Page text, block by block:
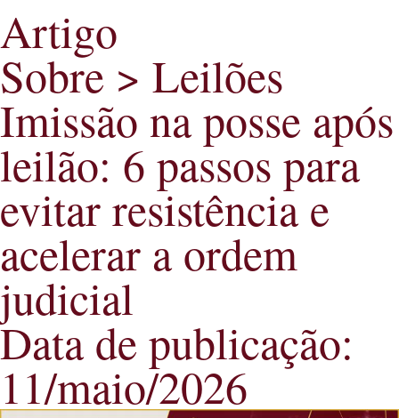
Artigo
Sobre > Leilões
Imissão na posse após
leilão: 6 passos para
evitar resistência e
acelerar a ordem
judicial
Data de publicação:
11/maio/2026